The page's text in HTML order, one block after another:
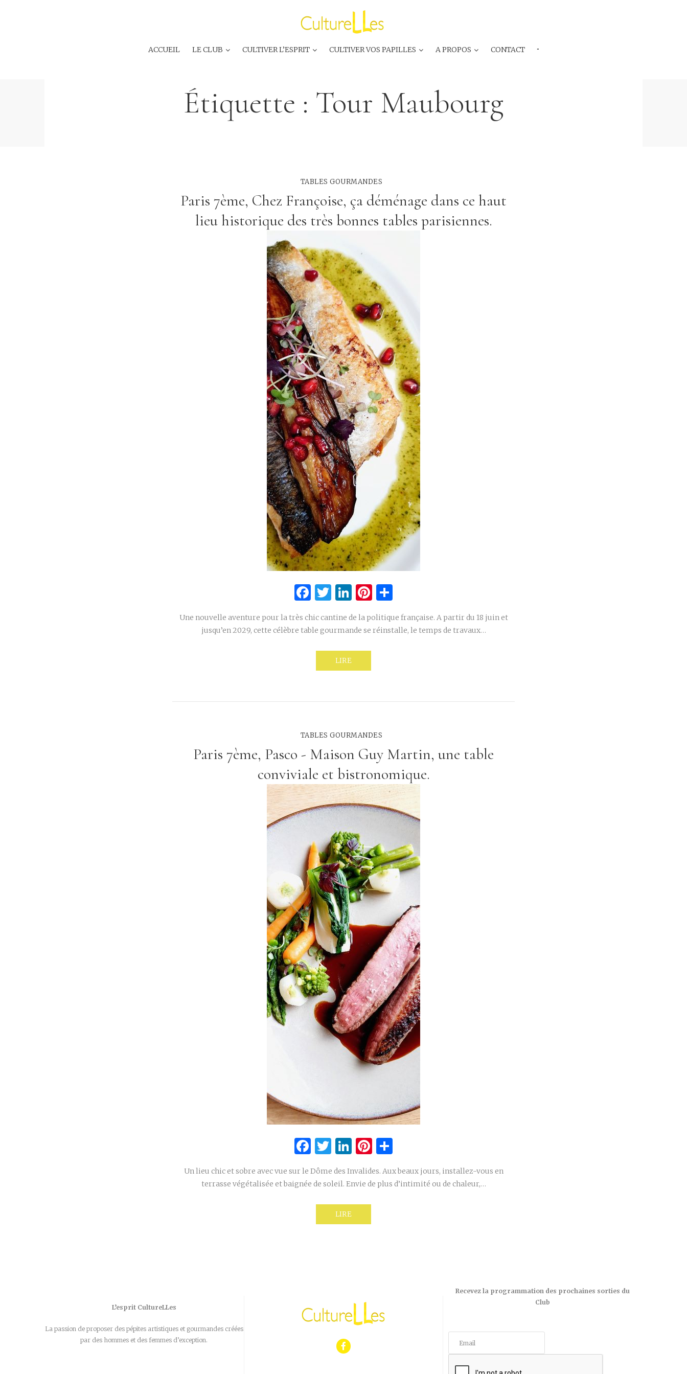
ACCUEIL LE CLUB CULTIVER L’ESPRIT CULTIVER VOS PAPILLES A PROPOS CONTACT ···
Étiquette : Tour Maubourg
TABLES GOURMANDES
Paris 7ème, Chez Françoise, ça déménage dans ce haut
lieu historique des très bonnes tables parisiennes.
Facebook
Twitter
LinkedIn
Pinterest
Une nouvelle aventure pour la très chic cantine de la politique française. A partir du 18 juin et
jusqu’en 2029, cette célèbre table gourmande se réinstalle, le temps de travaux…
LIRE
TABLES GOURMANDES
Paris 7ème, Pasco - Maison Guy Martin, une table
conviviale et bistronomique.
Facebook
Twitter
LinkedIn
Pinterest
Un lieu chic et sobre avec vue sur le Dôme des Invalides. Aux beaux jours, installez-vous en
terrasse végétalisée et baignée de soleil. Envie de plus d’intimité ou de chaleur,…
LIRE
L’esprit CultureLLes
La passion de proposer des pépites artistiques et gourmandes créées
par des hommes et des femmes d’exception.
Recevez la programmation des prochaines sorties du
Club